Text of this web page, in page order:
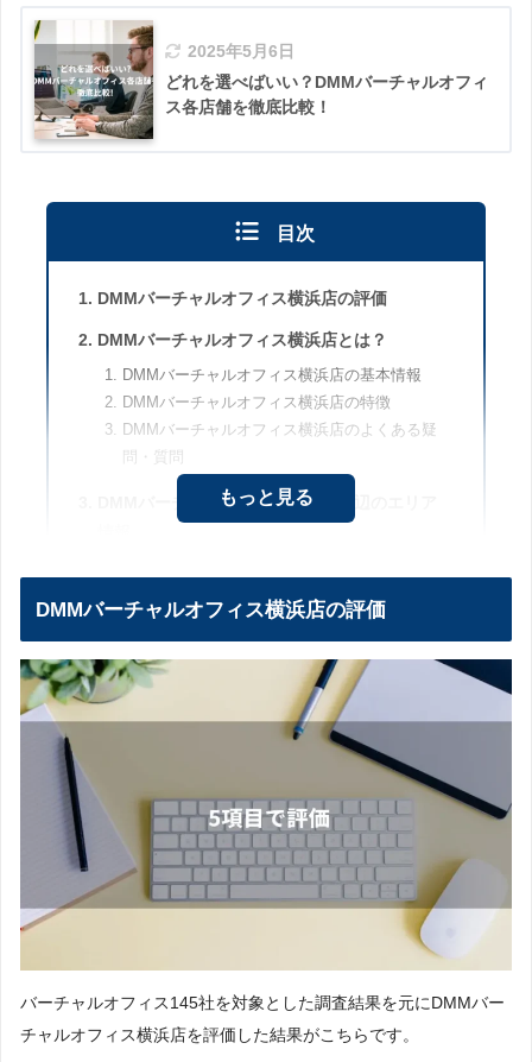
2025年5月6日
どれを選べばいい？DMMバーチャルオフィ
ス各店舗を徹底比較！
目次
DMMバーチャルオフィス横浜店の評価
DMMバーチャルオフィス横浜店とは？
DMMバーチャルオフィス横浜店の基本情報
DMMバーチャルオフィス横浜店の特徴
DMMバーチャルオフィス横浜店のよくある疑
問・質問
DMMバーチャルオフィス横浜店周辺のエリア
横浜駅へのアクセス方法
DMMバーチャルオフィスをもっと知りたい方
DMMバーチャルオフィスをもっと知りたい方
はこちら
DMMバーチャルオフィスの他の店舗情報はこ
もっと見る
DMMバーチャルオフィス横浜店の評価
バーチャルオフィス145社を対象とした調査結果を元にDMMバー
チャルオフィス横浜店を評価した結果がこちらです。